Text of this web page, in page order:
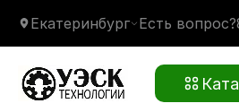
Екатеринбург Есть вопрос?